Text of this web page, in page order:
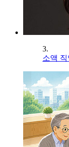
3.
소액